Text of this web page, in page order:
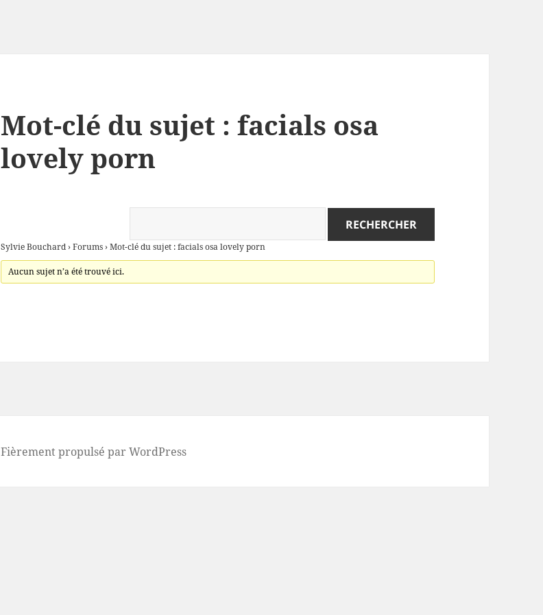
Mot-clé du sujet : facials osa
lovely porn
Sylvie Bouchard ›Forums ›Mot-clé du sujet : facials osa lovely porn
Aucun sujet n’a été trouvé ici.
Fièrement propulsé par WordPress